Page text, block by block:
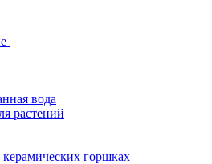
вода
растений
горшках